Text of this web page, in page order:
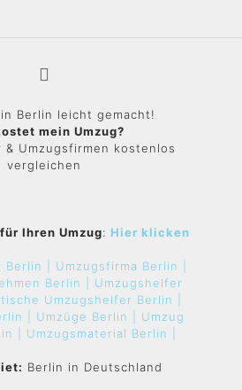
Berlin leicht gemacht!
mein Umzug?
& Umzugsfirmen kostenlos
vergleichen
Ihren Umzug: Hier klicken
Berlin |
Umzugsfirma Berlin |
Berlin | Umzugshelfer
Umzugshelfer Berlin |
| Umzüge Berlin | Umzug
| Umzugsmaterial Berlin |
Berlin in Deutschland